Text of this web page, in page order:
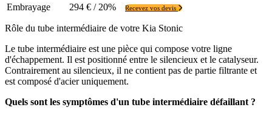
Embrayage 294 € / 20% Recevez vos devis
Rôle du tube intermédiaire de votre Kia Stonic
Le tube intermédiaire est une pièce qui compose votre ligne
d'échappement. Il est positionné entre le silencieux et le catalyseur.
Contrairement au silencieux, il ne contient pas de partie filtrante et
est composé d'acier uniquement.
Quels sont les symptômes d'un tube intermédiaire défaillant ?